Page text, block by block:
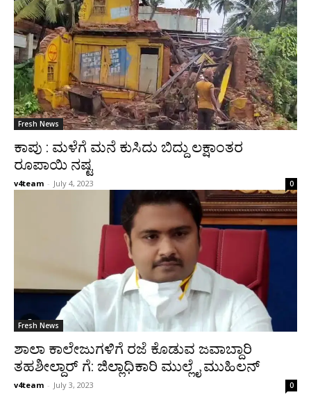
Fresh News
ಕಾಪು : ಮಳೆಗೆ ಮನೆ ಕುಸಿದು ಬಿದ್ದು ಲಕ್ಷಾಂತರ
ರೂಪಾಯಿ ನಷ್ಟ
v4team - July 4, 2023 0
Fresh News
ಶಾಲಾ ಕಾಲೇಜುಗಳಿಗೆ ರಜೆ ಕೊಡುವ ಜವಾಬ್ದಾರಿ
ತಹಶೀಲ್ದಾರ್ ಗೆ: ಜಿಲ್ಲಾಧಿಕಾರಿ ಮುಲ್ಲೈ ಮುಹಿಲನ್
v4team - July 3, 2023 0